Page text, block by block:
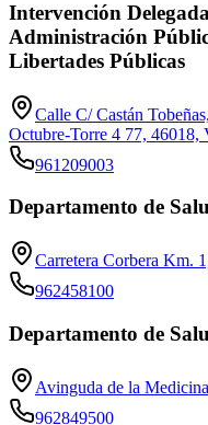
Intervención
Administración
Libertades Públicas
Calle C/ Castán
Octubre-Torre 4 77, 46018,
961209003
Departamento de
Carretera Corbera Km.
962458100
Departamento de
Avinguda de la
962849500